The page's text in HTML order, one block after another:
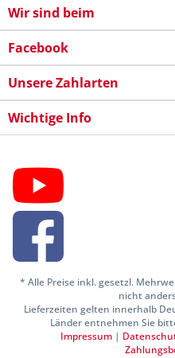
Wir sind beim
Facebook
Unsere Zahlarten
Wichtige Info
* Alle Preise inkl. gesetzl.
nicht
Lieferzeiten gelten innerhalb
Länder entnehmen Sie
Impressum |